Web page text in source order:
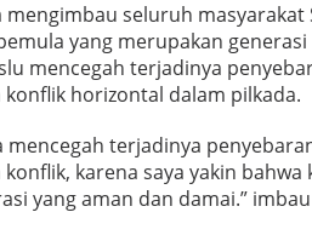
mengimbau seluruh
yang merupakan
mencegah terjadinya
horizontal dalam pilkada.
mencegah terjadinya
karena saya yakin
yang aman dan damai.”